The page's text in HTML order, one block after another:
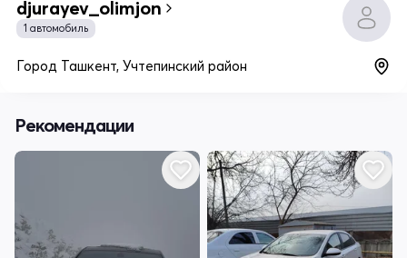
djurayev_olimjon
1 автомобиль
Город Ташкент, Учтепинский район
Рекомендации